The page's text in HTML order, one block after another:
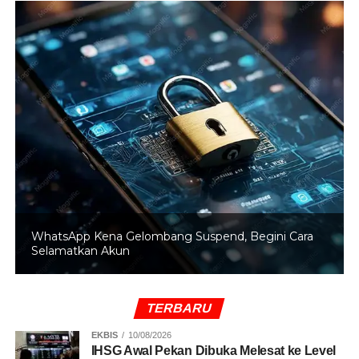
PPh 22 ini akan langsung dipotong dari total nilai
transaksi buyback yang dilakukan.
(Yoke
Firmansyah/Mun)
RELATED TOPICS: ANEKA TAMBANG
HARGA EMAS
LOGAM MULIA
UP NEXT
Peringati Hari Koperasi 78 Pelaku Usaha Ikuti
Ekspo UMKM
DON'T MISS
Jangan Kaget di SPBU! Cek Dulu Daftar Harga
BBM yang Resmi Naik Hari Ini
WhatsApp Kena Gelombang Suspend, Begini Cara
Selamatkan Akun
TERBARU
EKBIS 10/08/2026
IHSG Awal Pekan Dibuka Melesat ke Level